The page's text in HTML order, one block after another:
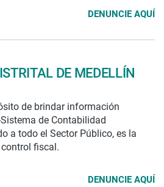
DENUNCIE AQUÍ
DE MEDELLÍN
de brindar información
de Contabilidad
a todo el Sector Público, es la
fiscal.
DENUNCIE AQUÍ